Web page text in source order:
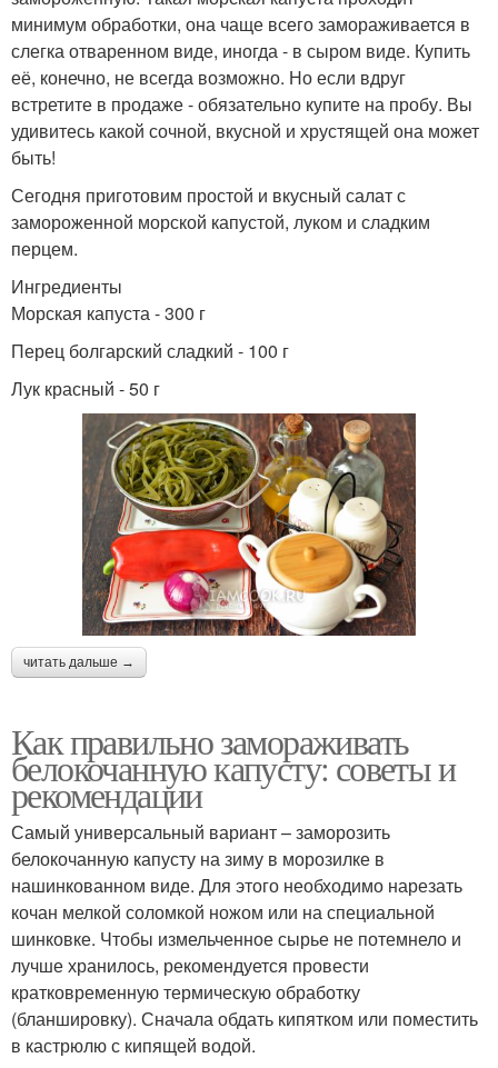
минимум обработки, она чаще всего замораживается в
слегка отваренном виде, иногда - в сыром виде. Купить
её, конечно, не всегда возможно. Но если вдруг
встретите в продаже - обязательно купите на пробу. Вы
удивитесь какой сочной, вкусной и хрустящей она может
быть!
Сегодня приготовим простой и вкусный салат с
замороженной морской капустой, луком и сладким
перцем.
Ингредиенты
Морская капуста - 300 г
Перец болгарский сладкий - 100 г
Лук красный - 50 г
читать дальше →
Как правильно замораживать
белокочанную капусту: советы и
рекомендации
Самый универсальный вариант – заморозить
белокочанную капусту на зиму в морозилке в
нашинкованном виде. Для этого необходимо нарезать
кочан мелкой соломкой ножом или на специальной
шинковке. Чтобы измельченное сырье не потемнело и
лучше хранилось, рекомендуется провести
кратковременную термическую обработку
(бланшировку). Сначала обдать кипятком или поместить
в кастрюлю с кипящей водой.